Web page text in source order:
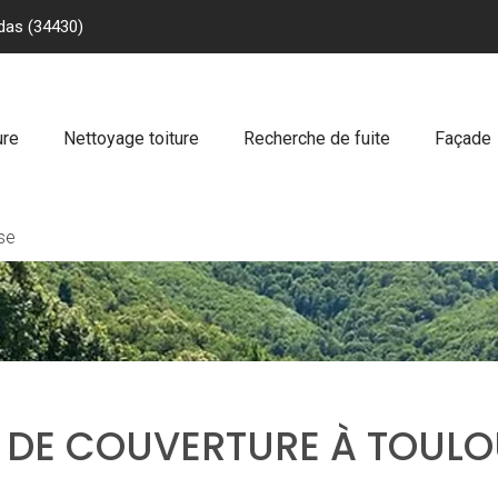
(34430)
Nettoyage toiture Recherche de fuite Façade
DE COUVERTURE À